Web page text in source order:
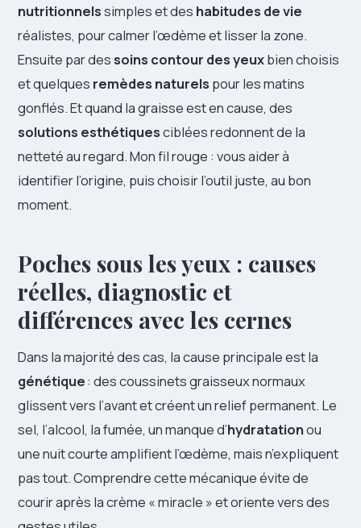
nutritionnelssimples et des habitudes de vie
réalistes, pour calmer l’œdème et lisser la zone.
Ensuite par dessoins contour des yeuxbien choisis
et quelques remèdes naturels pour les matins
gonflés. Et quand la graisse est en cause, des
solutions esthétiquesciblées redonnent de la
netteté au regard. Mon fil rouge : vous aider à
identifier l’origine, puis choisir l’outil juste, au bon
moment.
Poches sous les yeux : causes
réelles, diagnostic et
différences avec les cernes
Dans la majorité des cas, la cause principale est la
génétique: des coussinets graisseux normaux
glissent vers l’avant et créent un relief permanent. Le
sel, l’alcool, la fumée, un manque d’hydratationou
une nuit courte amplifient l’œdème, mais n’expliquent
pas tout. Comprendre cette mécanique évite de
courir après la crème « miracle » et oriente vers des